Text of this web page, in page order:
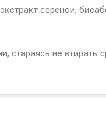
серенои,
стараясь не втирать